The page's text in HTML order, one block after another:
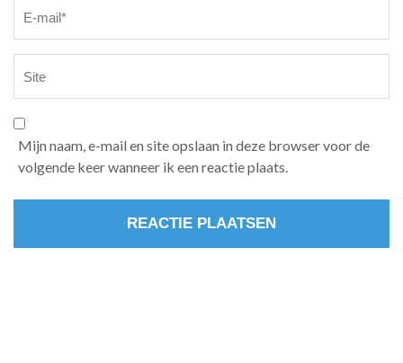
Mijn naam, e-mail en site opslaan in deze browser voor de
volgende keer wanneer ik een reactie plaats.